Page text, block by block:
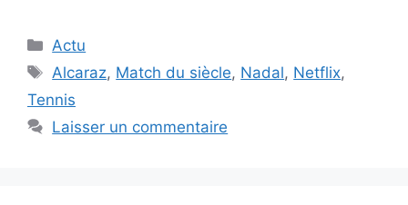
Catégories
Actu
Étiquettes
Alcaraz, Match du siècle, Nadal, Netflix,
Tennis
Laisser un commentaire